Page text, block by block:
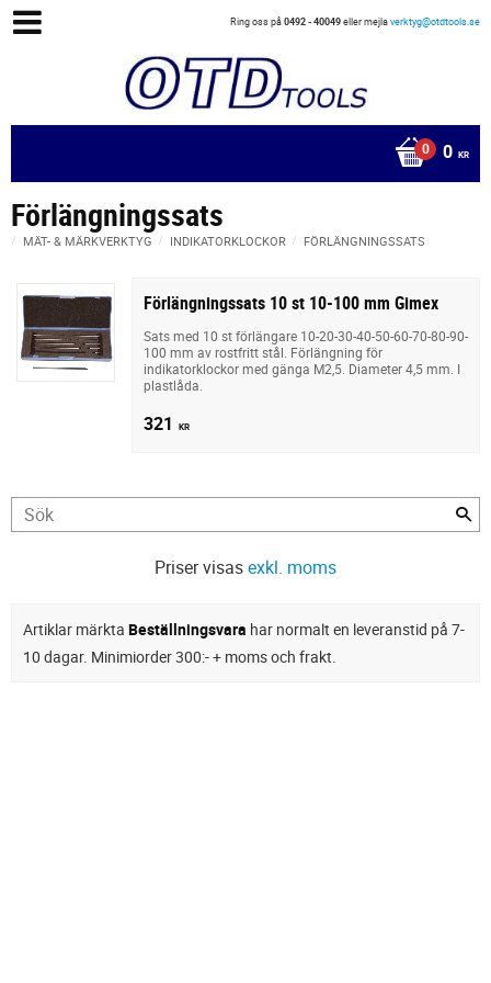
Ring oss på0492 - 40049eller mejlaverktyg@otdtools.se
0 KR
Förlängningssats
MÄT- & MÄRKVERKTYG INDIKATORKLOCKOR FÖRLÄNGNINGSSATS
Förlängningssats 10 st 10-100 mm Gimex
Sats med 10 st förlängare 10-20-30-40-50-60-70-80-90-
100 mm av rostfritt stål. Förlängning för
indikatorklockor med gänga M2,5. Diameter 4,5 mm. I
plastlåda.
321 KR
Priser visasexkl. moms
Artiklar märkta Beställningsvara har normalt en leveranstid på 7-
10 dagar. Minimiorder 300:- + moms och frakt.